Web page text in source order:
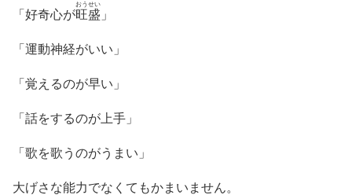
「好奇心が旺盛
おうせい
」
「運動神経がいい」
「覚えるのが早い」
「話をするのが上手」
「歌を歌うのがうまい」
大げさな能力でなくてもかまいません。